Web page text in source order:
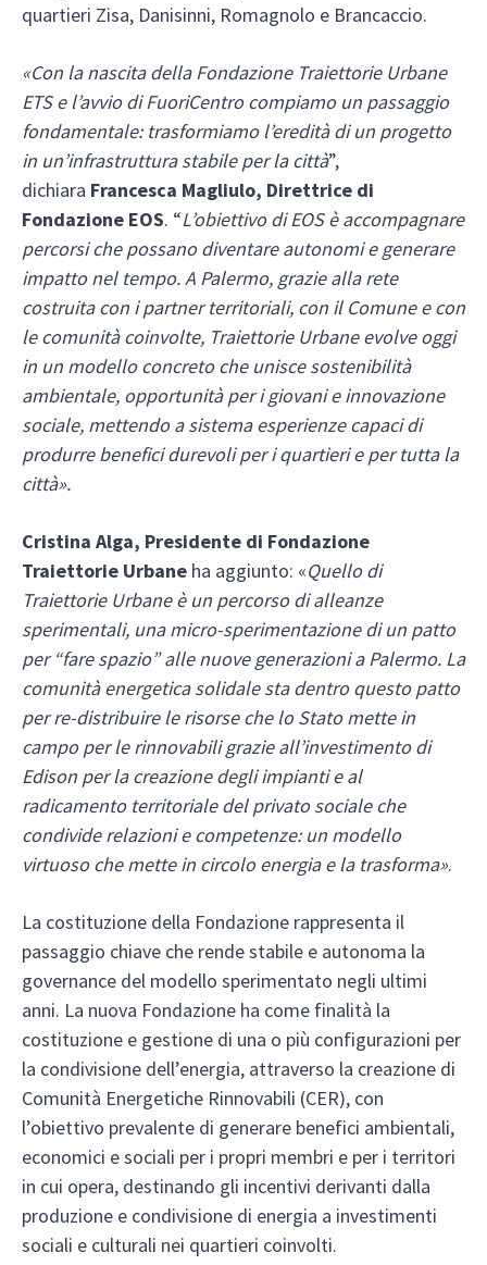
quartieri Zisa, Danisinni, Romagnolo e Brancaccio.
«Con la nascita della Fondazione Traiettorie Urbane
ETS e l’avvio di FuoriCentro compiamo un passaggio
fondamentale: trasformiamo l’eredità di un progetto
in un’infrastruttura stabile per la città”,
dichiara Francesca Magliulo, Direttrice di
Fondazione EOS. “L’obiettivo di EOS è accompagnare
percorsi che possano diventare autonomi e generare
impatto nel tempo. A Palermo, grazie alla rete
costruita con i partner territoriali, con il Comune e con
le comunità coinvolte, Traiettorie Urbane evolve oggi
in un modello concreto che unisce sostenibilità
ambientale, opportunità per i giovani e innovazione
sociale, mettendo a sistema esperienze capaci di
produrre benefici durevoli per i quartieri e per tutta la
città».
Cristina Alga, Presidente di Fondazione
Traiettorie Urbane ha aggiunto: «Quello di
Traiettorie Urbane è un percorso di alleanze
sperimentali, una micro-sperimentazione di un patto
per “fare spazio” alle nuove generazioni a Palermo. La
comunità energetica solidale sta dentro questo patto
per re-distribuire le risorse che lo Stato mette in
campo per le rinnovabili grazie all’investimento di
Edison per la creazione degli impianti e al
radicamento territoriale del privato sociale che
condivide relazioni e competenze: un modello
virtuoso che mette in circolo energia e la trasforma».
La costituzione della Fondazione rappresenta il
passaggio chiave che rende stabile e autonoma la
governance del modello sperimentato negli ultimi
anni. La nuova Fondazione ha come finalità la
costituzione e gestione di una o più configurazioni per
la condivisione dell’energia, attraverso la creazione di
Comunità Energetiche Rinnovabili (CER), con
l’obiettivo prevalente di generare benefici ambientali,
economici e sociali per i propri membri e per i territori
in cui opera, destinando gli incentivi derivanti dalla
produzione e condivisione di energia a investimenti
sociali e culturali nei quartieri coinvolti.